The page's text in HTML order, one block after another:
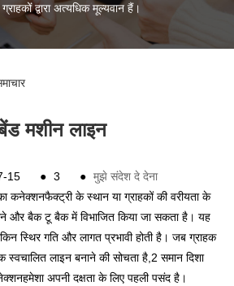
द्वारा अत्यधिक मूल्यवान हैं।
मशीन लाइन
15 ● 3 ● मुझे संदेश दे देना
कनेक्शनफैक्ट्री के स्थान या ग्राहकों की वरीयता के
और बैक टू बैक में विभाजित किया जा सकता है। यह
स्थिर गति और लागत प्रभावी होती है। जब ग्राहक
स्वचालित लाइन बनाने की सोचता है, 2 समान दिशा
हमेशा अपनी दक्षता के लिए पहली पसंद है।